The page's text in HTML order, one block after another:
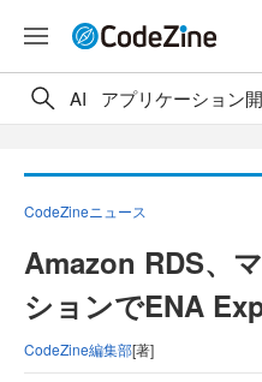
AI アプリケーション
CodeZineニュース
Amazon RDS、
ションでENA
CodeZine編集部[著]